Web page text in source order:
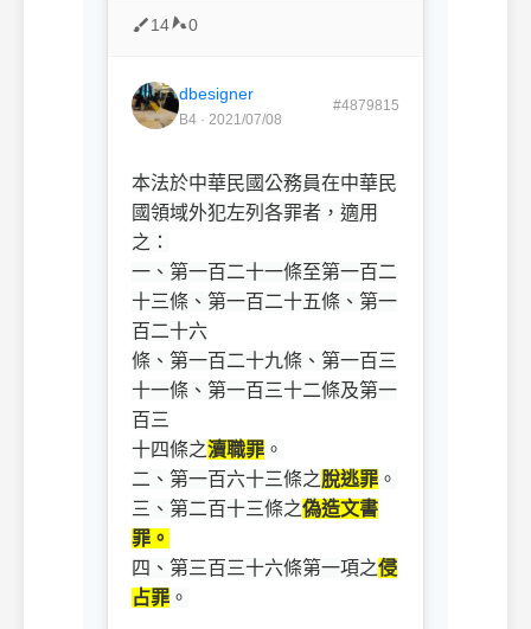
14 0
dbesigner
B4 · 2021/07/08
#4879815
本法於中華民國公務員在中華民
國領域外犯左列各罪者，適用
之：
一、第一百二十一條至第一百二
十三條、第一百二十五條、第一
百二十六
條、第一百二十九條、第一百三
十一條、第一百三十二條及第一
百三
十四條之瀆職罪 。
二、第一百六十三條之脫逃罪 。
三、第二百十三條之偽造文書
罪。
四、第三百三十六條第一項之侵
占罪 。